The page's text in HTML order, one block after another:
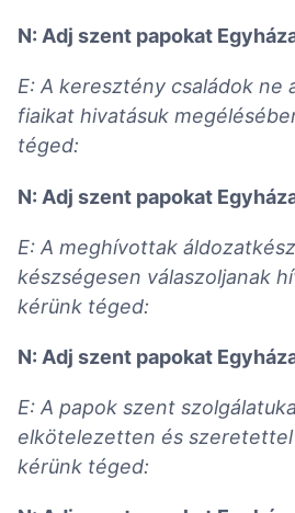
N: Adj szent papokat
E: A keresztény családok ne
fiaikat hivatásuk
téged:
N: Adj szent papokat
E: A meghívottak
készségesen válaszoljanak
kérünk téged:
N: Adj szent papokat
E: A papok szent
elkötelezetten és
kérünk téged: